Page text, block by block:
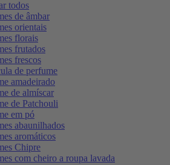
todos
de âmbar
orientais
florais
frutados
frescos
de perfume
amadeirado
de almíscar
de Patchouli
em pó
abaunilhados
aromáticos
Chipre
com cheiro a roupa lavada